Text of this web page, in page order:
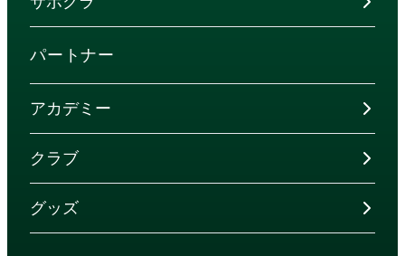
パートナー
アカデミー
クラブ
グッズ